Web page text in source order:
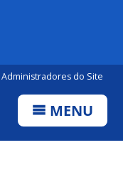
Administradores do Site
MENU